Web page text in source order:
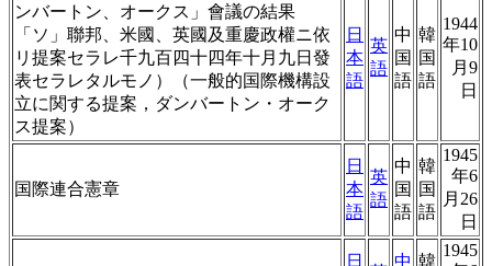
ンバートン、オークス」會議の結果
「ソ」聯邦、米國、英國及重慶政權ニ依
リ提案セラレ千九百四十四年十月九日發
表セラレタルモノ）（一般的国際機構設
立に関する提案，ダンバートン・オーク
ス提案）
日
本
語
英
語
中
国
語
韓
国
語
1944
年10
月9
日
国際連合憲章
日
本
語
英
語
中
国
語
韓
国
語
1945
年6
月26
日
日
中 韓
1945